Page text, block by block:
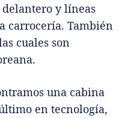
y líneas
carrocería. También
cuales son
una cabina
en tecnología,